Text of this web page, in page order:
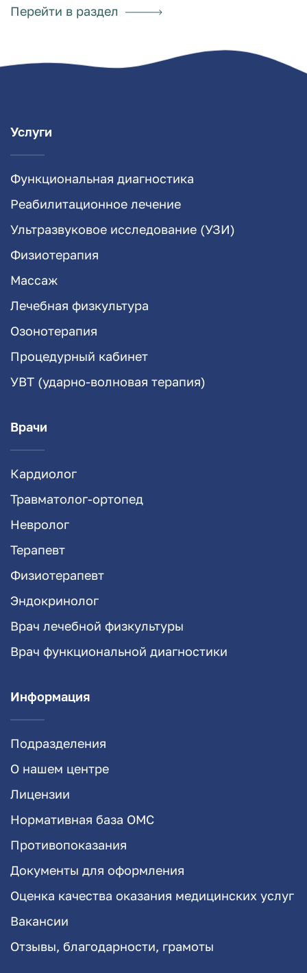
Перейти в раздел
Услуги
Функциональная диагностика
Реабилитационное лечение
Ультразвуковое исследование (УЗИ)
Физиотерапия
Массаж
Лечебная физкультура
Озонотерапия
Процедурный кабинет
УВТ (ударно-волновая терапия)
Врачи
Кардиолог
Травматолог-ортопед
Невролог
Терапевт
Физиотерапевт
Эндокринолог
Врач лечебной физкультуры
Врач функциональной диагностики
Информация
Подразделения
О нашем центре
Лицензии
Нормативная база ОМС
Противопоказания
Документы для оформления
Оценка качества оказания медицинских услуг
Вакансии
Отзывы, благодарности, грамоты